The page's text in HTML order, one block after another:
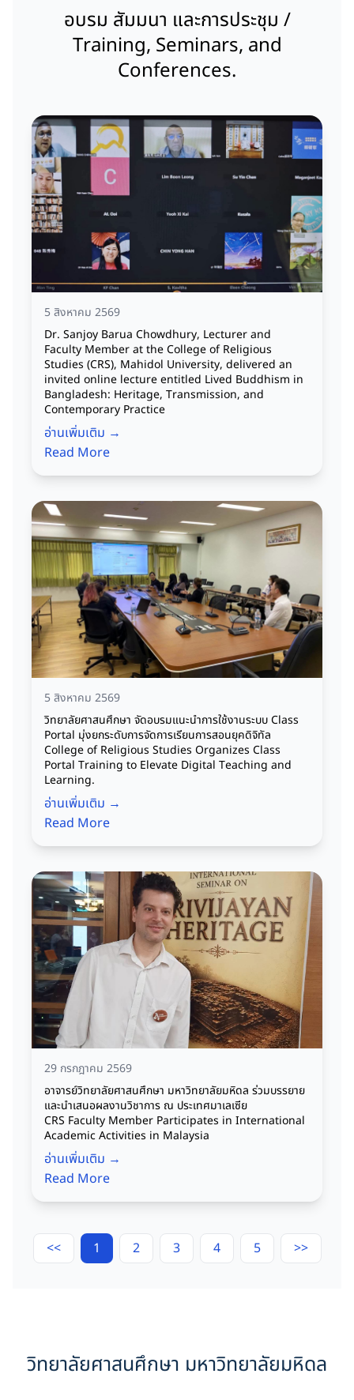
อบรม สัมมนา และการประชุม /
Training, Seminars, and
Conferences.
5 สิงหาคม 2569
Dr. Sanjoy Barua Chowdhury, Lecturer and
Faculty Member at the College of Religious
Studies (CRS), Mahidol University, delivered an
invited online lecture entitled Lived Buddhism in
Bangladesh: Heritage, Transmission, and
Contemporary Practice
อ่านเพิ่มเติม →
Read More
5 สิงหาคม 2569
วิทยาลัยศาสนศึกษา จัดอบรมแนะนำการใช้งานระบบ Class
Portal มุ่งยกระดับการจัดการเรียนการสอนยุคดิจิทัล
College of Religious Studies Organizes Class
Portal Training to Elevate Digital Teaching and
Learning.
อ่านเพิ่มเติม →
Read More
29 กรกฎาคม 2569
อาจารย์วิทยาลัยศาสนศึกษา มหาวิทยาลัยมหิดล ร่วมบรรยาย
และนำเสนอผลงานวิชาการ ณ ประเทศมาเลเซีย
CRS Faculty Member Participates in International
Academic Activities in Malaysia
อ่านเพิ่มเติม →
Read More
<< 1 2 3 4 5 >>
วิทยาลัยศาสนศึกษา มหาวิทยาลัยมหิดล